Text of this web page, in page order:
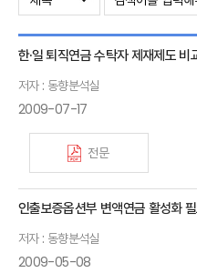
한·일 퇴직연금 수탁자 제재제도
저자 : 동향분석실
2009-07-17
전문
인출보증옵션부 변액연금 활성화
저자 : 동향분석실
2009-05-08